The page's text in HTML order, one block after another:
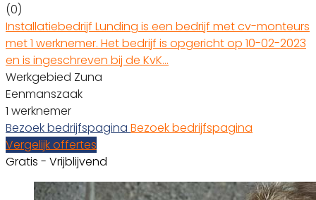
(0)
Installatiebedrijf Lunding is een bedrijf met cv-monteurs
met 1 werknemer. Het bedrijf is opgericht op 10-02-2023
en is ingeschreven bij de KvK…
Werkgebied Zuna
Eenmanszaak
1 werknemer
Bezoek bedrijfspagina Bezoek bedrijfspagina
Vergelijk offertes
Gratis - Vrijblijvend